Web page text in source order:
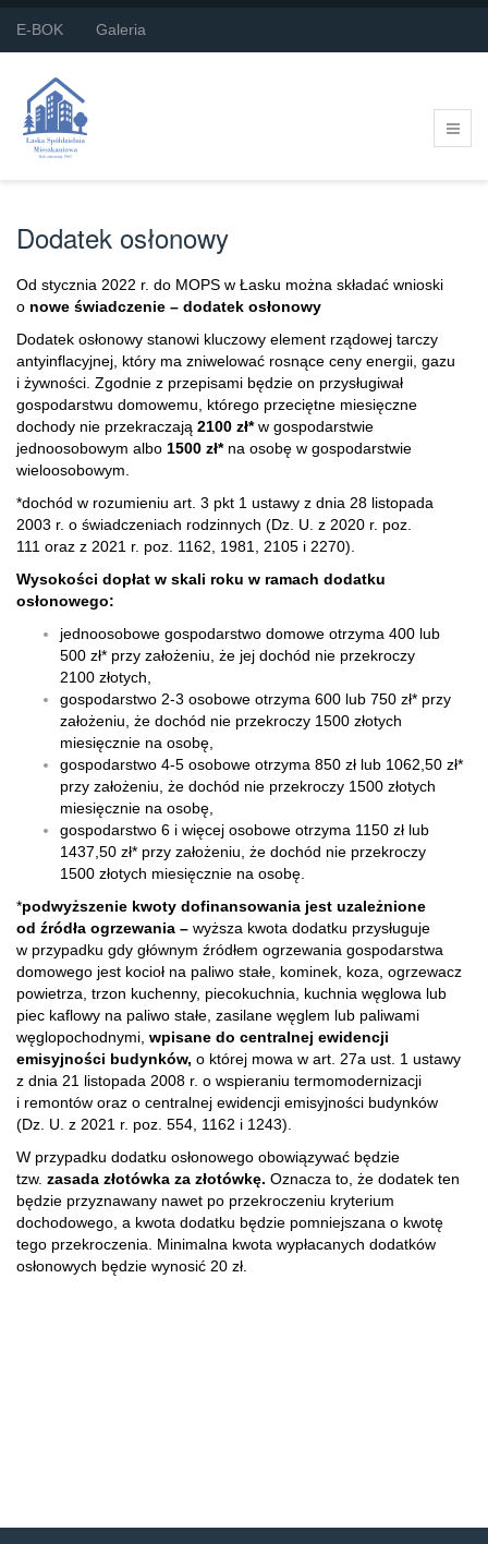
E-BOK Galeria
Dodatek osłonowy
Od stycznia 2022 r. do MOPS w Łasku można składać wnioski
o nowe świadczenie – dodatek osłonowy
Dodatek osłonowy stanowi kluczowy element rządowej tarczy
antyinflacyjnej, który ma zniwelować rosnące ceny energii, gazu
i żywności. Zgodnie z przepisami będzie on przysługiwał
gospodarstwu domowemu, którego przeciętne miesięczne
dochody nie przekraczają 2100 zł*w gospodarstwie
jednoosobowym albo 1500 zł*na osobę w gospodarstwie
wieloosobowym.
*dochód w rozumieniu art. 3 pkt 1 ustawy z dnia 28 listopada
2003 r. o świadczeniach rodzinnych (Dz. U. z 2020 r. poz.
111 oraz z 2021 r. poz. 1162, 1981, 2105 i 2270).
Wysokości dopłat w skali roku w ramach dodatku
osłonowego:
jednoosobowe gospodarstwo domowe otrzyma 400 lub
500 zł* przy założeniu, że jej dochód nie przekroczy
2100 złotych,
gospodarstwo 2-3 osobowe otrzyma 600 lub 750 zł* przy
założeniu, że dochód nie przekroczy 1500 złotych
miesięcznie na osobę,
gospodarstwo 4-5 osobowe otrzyma 850 zł lub 1062,50 zł*
przy założeniu, że dochód nie przekroczy 1500 złotych
miesięcznie na osobę,
gospodarstwo 6 i więcej osobowe otrzyma 1150 zł lub
1437,50 zł* przy założeniu, że dochód nie przekroczy
1500 złotych miesięcznie na osobę.
*podwyższenie kwoty dofinansowania jest uzależnione
od źródła ogrzewania – wyższa kwota dodatku przysługuje
w przypadku gdy głównym źródłem ogrzewania gospodarstwa
domowego jest kocioł na paliwo stałe, kominek, koza, ogrzewacz
powietrza, trzon kuchenny, piecokuchnia, kuchnia węglowa lub
piec kaflowy na paliwo stałe, zasilane węglem lub paliwami
węglopochodnymi, wpisane do centralnej ewidencji
emisyjności budynków, o której mowa w art. 27a ust. 1 ustawy
z dnia 21 listopada 2008 r. o wspieraniu termomodernizacji
i remontów oraz o centralnej ewidencji emisyjności budynków
(Dz. U. z 2021 r. poz. 554, 1162 i 1243).
W przypadku dodatku osłonowego obowiązywać będzie
tzw. zasada złotówka za złotówkę. Oznacza to, że dodatek ten
będzie przyznawany nawet po przekroczeniu kryterium
dochodowego, a kwota dodatku będzie pomniejszana o kwotę
tego przekroczenia. Minimalna kwota wypłacanych dodatków
osłonowych będzie wynosić 20 zł.